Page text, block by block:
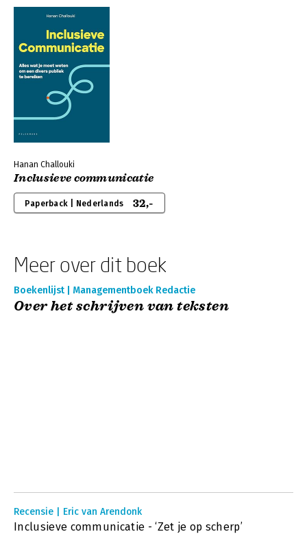
Hanan Challouki
Inclusieve communicatie
Paperback | Nederlands 32,-
Meer over dit boek
Boekenlijst | Managementboek Redactie
Over het schrijven van teksten
Recensie | Eric van Arendonk
Inclusieve communicatie - ‘Zet je op scherp’